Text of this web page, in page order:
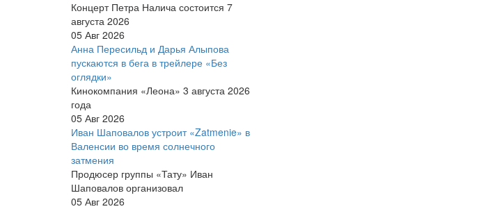
Концерт Петра Налича состоится 7
августа 2026
05 Авг 2026
Анна Пересильд и Дарья Алыпова
пускаются в бега в трейлере «Без
оглядки»
Кинокомпания «Леона» 3 августа 2026
года
05 Авг 2026
Иван Шаповалов устроит «Zatmenie» в
Валенсии во время солнечного
затмения
Продюсер группы «Тату» Иван
Шаповалов организовал
05 Авг 2026